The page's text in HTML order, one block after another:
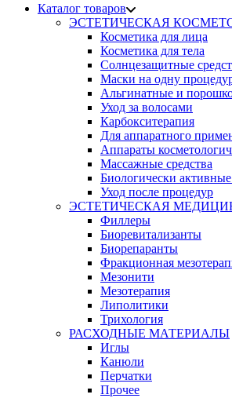
Каталог товаров
ЭСТЕТИЧЕСКАЯ
Косметика для лица
Косметика для тела
Солнцезащитные
Маски на одну
Альгинатные и
Уход за волосами
Карбокситерапия
Для аппаратного
Аппараты
Массажные средства
Биологически
Уход после процедур
ЭСТЕТИЧЕСКАЯ
Филлеры
Биоревитализанты
Биорепаранты
Фракционная
Мезонити
Мезотерапия
Липолитики
Трихология
РАСХОДНЫЕ МАТЕРИАЛЫ
Иглы
Канюли
Перчатки
Прочее